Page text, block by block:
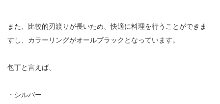
また、比較的刃渡りが長いため、快適に料理を行うことができま
すし、カラーリングがオールブラックとなっています。
包丁と言えば、
・シルバー